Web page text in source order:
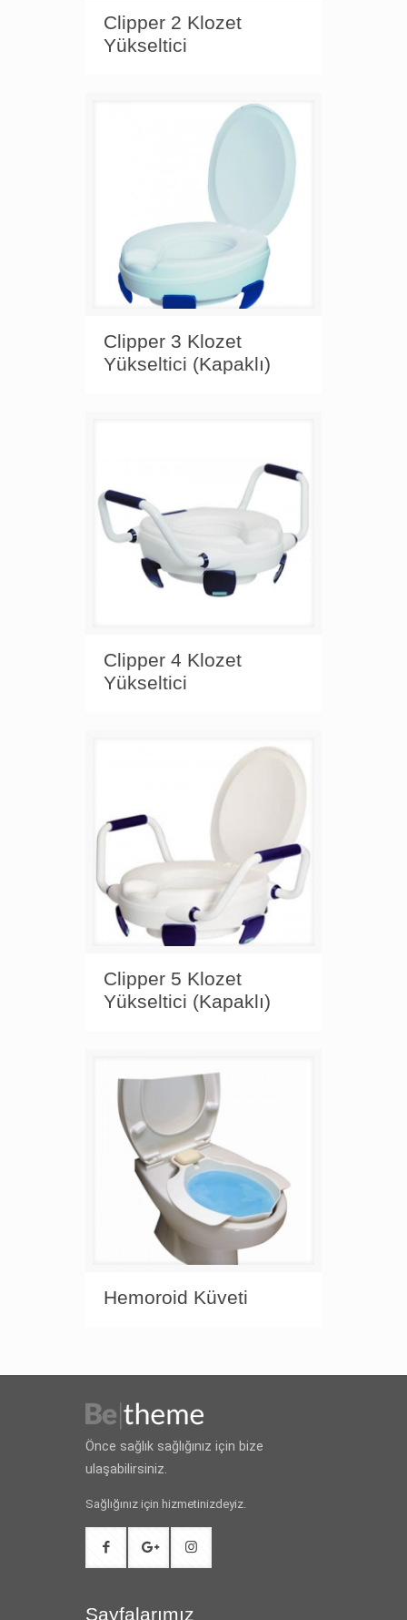
Clipper 2 Klozet
Yükseltici
Clipper 3 Klozet
Yükseltici (Kapaklı)
Clipper 4 Klozet
Yükseltici
Clipper 5 Klozet
Yükseltici (Kapaklı)
Hemoroid Küveti
Önce sağlık sağlığınız için bize
ulaşabilirsiniz.
Sağlığınız için hizmetinizdeyiz.
Sayfalarımız